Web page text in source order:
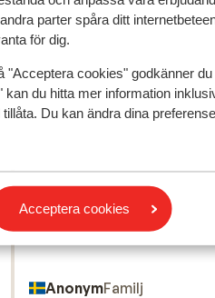
parter spåra ditt
för dig.
"Acceptera cookies" godkänner
kan du hitta mer information
Du kan ändra dina
Acceptera cookies
deras upplevelser av vår
Hotellet var perfekt och
underbar! Mycket urval av
var super trevliga o såg till
Hotellet var perfekt och
underbar! Mycket urval av
var super trevliga o såg till
AnonymFamilj